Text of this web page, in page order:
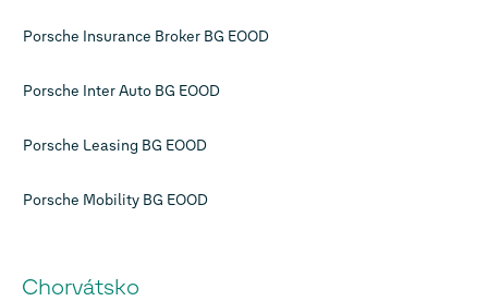
Porsche Insurance Broker BG EOOD
Porsche Inter Auto BG EOOD
Porsche Leasing BG EOOD
Porsche Mobility BG EOOD
Chorvátsko